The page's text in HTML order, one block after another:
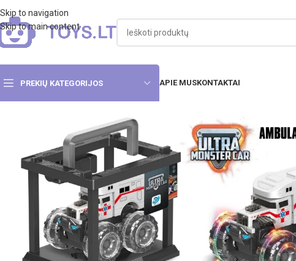
Skip to navigation
Skip to main content
PREKIŲ KATEGORIJOS APIE MUSKONTAKTAI